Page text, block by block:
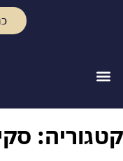
קטגוריה: